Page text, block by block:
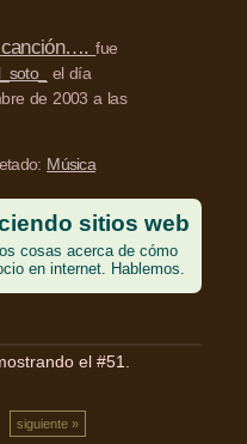
canción….fue
el día
de 2003 a las
Música
sitios web
cosas acerca de cómo
en internet. Hablemos.
el #51.
siguiente »